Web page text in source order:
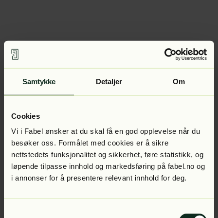
Samtykke Detaljer Om
Cookies
Vi i Fabel ønsker at du skal få en god opplevelse når du
besøker oss. Formålet med cookies er å sikre
nettstedets funksjonalitet og sikkerhet, føre statistikk, og
løpende tilpasse innhold og markedsføring på fabel.no og
i annonser for å presentere relevant innhold for deg.